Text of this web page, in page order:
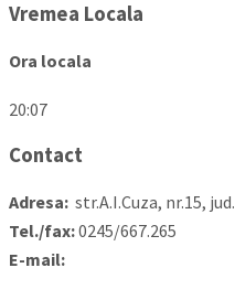
Vremea Locala
Ora locala
20:07
Contact
Adresa: str.A.I.Cuza, nr.15,
Tel./fax:0245/667.265
E-mail: